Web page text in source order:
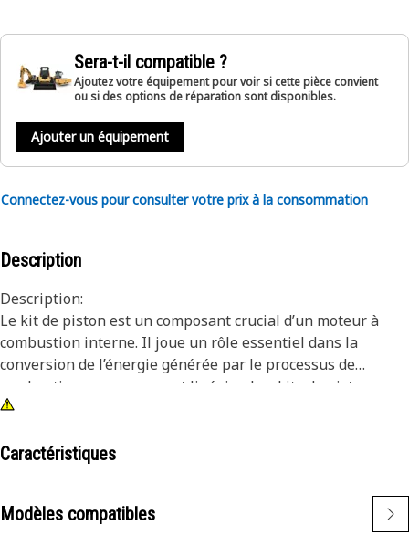
Sera-t-il compatible ?
Ajoutez votre équipement pour voir si cette pièce convient
ou si des options de réparation sont disponibles.
Ajouter un équipement
Connectez-vous pour consulter votre prix à la consommation
Description
Description:
Le kit de piston est un composant crucial d’un moteur à
combustion interne. Il joue un rôle essentiel dans la
conversion de l’énergie générée par le processus de
combustion en mouvement linéaire. Les kits de pistons
sont généralement construits à partir de matériaux à haute
chambre de combustion. Les segments de compression
Attributs:
Caractéristiques
Modèles compatibles